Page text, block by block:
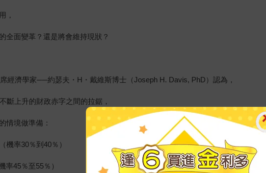
，
全面變革？還是將會維持現狀？
經濟學家──約瑟夫・H・戴維斯博士（Joseph H. Davis, PhD）認為，
斷上升的財政赤字之間的拉鋸，
情境做準備：
機率30％到40％）
率45％至55％）